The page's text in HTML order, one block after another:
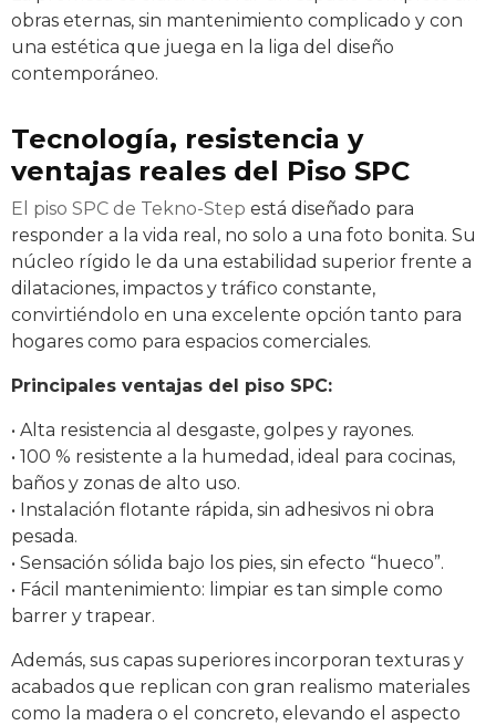
obras eternas, sin mantenimiento complicado y con
una estética que juega en la liga del diseño
contemporáneo.
Tecnología, resistencia y
ventajas reales del Piso SPC
El piso SPC de Tekno-Step está diseñado para
responder a la vida real, no solo a una foto bonita. Su
núcleo rígido le da una estabilidad superior frente a
dilataciones, impactos y tráfico constante,
convirtiéndolo en una excelente opción tanto para
hogares como para espacios comerciales.
Principales ventajas del piso SPC:
• Alta resistencia al desgaste, golpes y rayones.
• 100 % resistente a la humedad, ideal para cocinas,
baños y zonas de alto uso.
• Instalación flotante rápida, sin adhesivos ni obra
pesada.
• Sensación sólida bajo los pies, sin efecto “hueco”.
• Fácil mantenimiento: limpiar es tan simple como
barrer y trapear.
Además, sus capas superiores incorporan texturas y
acabados que replican con gran realismo materiales
como la madera o el concreto, elevando el aspecto